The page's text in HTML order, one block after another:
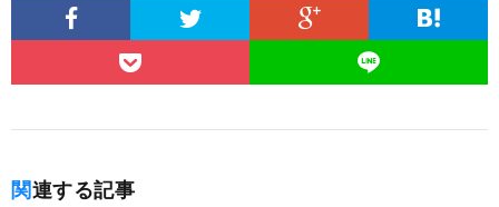
関連する記事